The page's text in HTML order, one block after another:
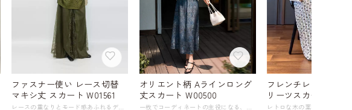
ファスナー使い レース切替
マキシ丈 スカート W01561
オリエント柄 Aラインロング
丈スカート W00500
フレンチレトロ ミデ
リーツスカート